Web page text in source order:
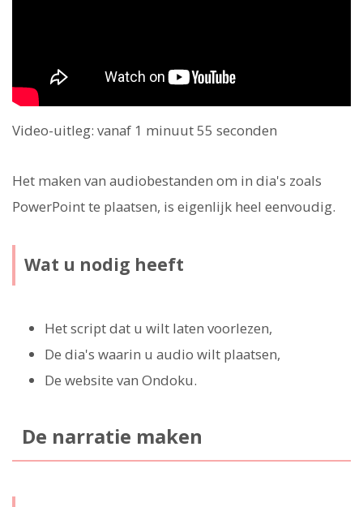
Video-uitleg: vanaf 1 minuut 55 seconden
Het maken van audiobestanden om in dia's zoals
PowerPoint te plaatsen, is eigenlijk heel eenvoudig.
Wat u nodig heeft
Het script dat u wilt laten voorlezen,
De dia's waarin u audio wilt plaatsen,
De website van Ondoku.
De narratie maken